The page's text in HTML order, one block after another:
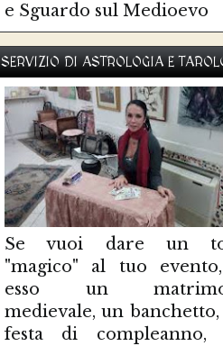
e Sguardo sul Medioevo
SERVIZIO DI ASTROLOGIA E
Se vuoi dare un
"magico" al tuo
esso un
medievale, un
festa di compleanno,